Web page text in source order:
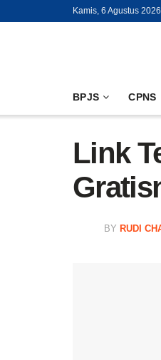
Kamis, 6 Agustus 2026
BPJS CPNS
Link
BY RUDI